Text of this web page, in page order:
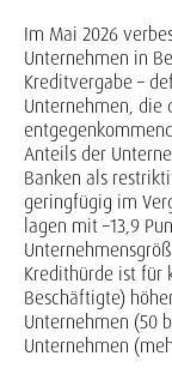
Im Mai 2026
Unternehmen in
Kreditvergabe –
Unternehmen, die
Anteils der
Banken als
geringfügig im
lagen mit –13,9
Kredithürde ist für
Beschäftigte)
Unternehmen (50
Unternehmen